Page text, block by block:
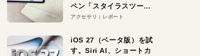
ペン「スタイラスツーウ
ェイ」レビュー。持ち替
アクセサリ レポート
iOS 27（ベータ版）を試
す。Siri AI、ショートカ